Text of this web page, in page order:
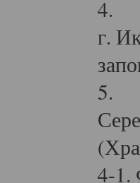
4.
г.
5.
4-1.